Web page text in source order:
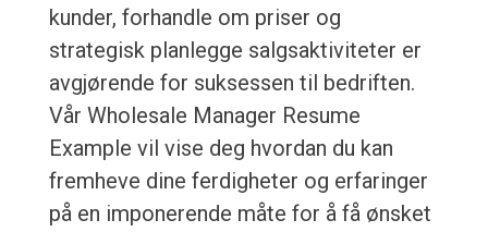
kunder, forhandle om priser og
strategisk planlegge salgsaktiviteter er
avgjørende for suksessen til bedriften.
Vår Wholesale Manager Resume
Example vil vise deg hvordan du kan
fremheve dine ferdigheter og erfaringer
på en imponerende måte for å få ønsket